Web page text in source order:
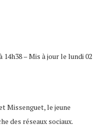
– Mis à jour le lundi 02
Missenguet, le jeune
des réseaux sociaux.